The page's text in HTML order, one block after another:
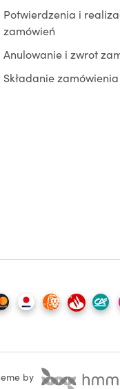
Potwierdzenia i
zamówień
Anulowanie i zwrot
Składanie zamówienia
by